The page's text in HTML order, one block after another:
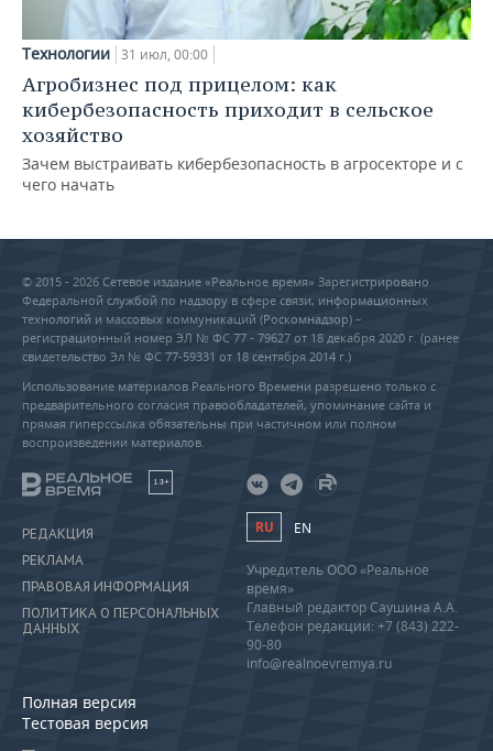
Технологии 31 июл, 00:00
Агробизнес под прицелом: как
кибербезопасность приходит в сельское
хозяйство
Зачем выстраивать кибербезопасность в агросекторе и с
чего начать
© 2015 - 2026 Сетевое издание «Реальное время» Зарегистрировано
Федеральной службой по надзору в сфере связи, информационных
технологий и массовых коммуникаций (Роскомнадзор) –
регистрационный номер ЭЛ № ФС 77 - 79627 от 18 декабря 2020 г. (ранее
свидетельство Эл № ФС 77-59331 от 18 сентября 2014 г.)
Использование материалов Реального Времени разрешено только с
предварительного согласия правообладателей, упоминание сайта и
прямая гиперссылка обязательны при частичном или полном
воспроизведении материалов.
18+
РЕДАКЦИЯ
РЕКЛАМА
ПРАВОВАЯ ИНФОРМАЦИЯ
ПОЛИТИКА О ПЕРСОНАЛЬНЫХ
ДАННЫХ
Полная версия
Тестовая версия
RU EN
Учредитель ООО «Реальное
время»
Главный редактор Саушина А.А.
Телефон редакции: +7 (843) 222-
90-80
info@realnoevremya.ru